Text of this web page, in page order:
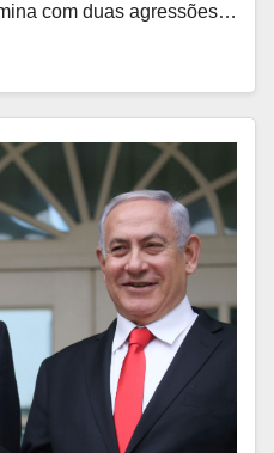
com duas agressões…